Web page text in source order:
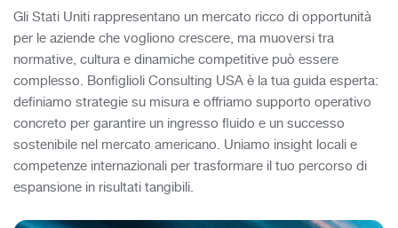
Gli Stati Uniti rappresentano un mercato ricco di opportunità
per le aziende che vogliono crescere, ma muoversi tra
normative, cultura e dinamiche competitive può essere
complesso. Bonfiglioli Consulting USA è la tua guida esperta:
definiamo strategie su misura e offriamo supporto operativo
concreto per garantire un ingresso fluido e un successo
sostenibile nel mercato americano. Uniamo insight locali e
competenze internazionali per trasformare il tuo percorso di
espansione in risultati tangibili.